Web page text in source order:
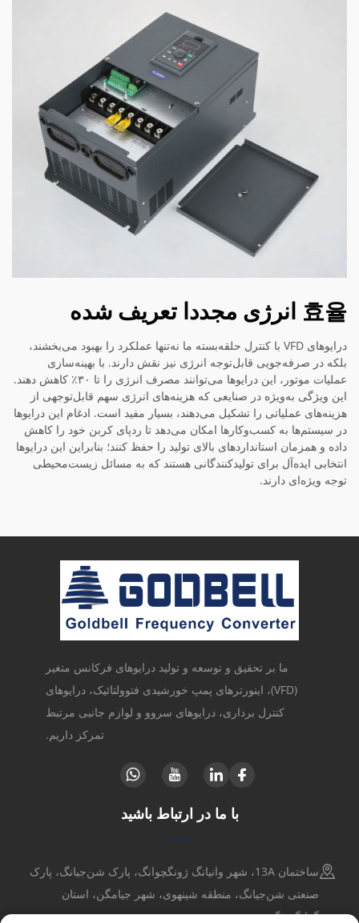
효율 انرژی مجددا تعریف شده
درایوهای VFD با کنترل حلقه‌بسته ما نه‌تنها عملکرد را بهبود می‌بخشند،
بلکه در صرفه‌جویی قابل‌توجه انرژی نیز نقش دارند. با بهینه‌سازی
عملیات موتور، این درایوها می‌توانند مصرف انرژی را تا ۳۰٪ کاهش دهند.
این ویژگی به‌ویژه در صنایعی که هزینه‌های انرژی سهم قابل‌توجهی از
هزینه‌های عملیاتی را تشکیل می‌دهند، بسیار مفید است. ادغام این درایوها
در سیستم‌ها به کسب‌وکارها امکان می‌دهد تا ردپای کربن خود را کاهش
داده و همزمان استانداردهای بالای تولید را حفظ کنند؛ بنابراین این درایوها
انتخابی ایده‌آل برای تولیدکنندگانی هستند که به مسائل زیست‌محیطی
توجه ویژه‌ای دارند.
ما بر تحقیق و توسعه و تولید درایوهای فرکانس متغیر
(VFD)، اینورترهای پمپ خورشیدی فتوولتائیک، درایوهای
کنترل برداری، درایوهای سروو و لوازم جانبی مرتبط
تمرکز داریم.
با ما در ارتباط باشید
ساختمان 13A، شهر وانیانگ ژونگچوانگ، پارک شن‌جیانگ، پارک
صنعتی شن‌جیانگ، منطقه شینهوی، شهر جیامگن، استان
گوانگدونگ